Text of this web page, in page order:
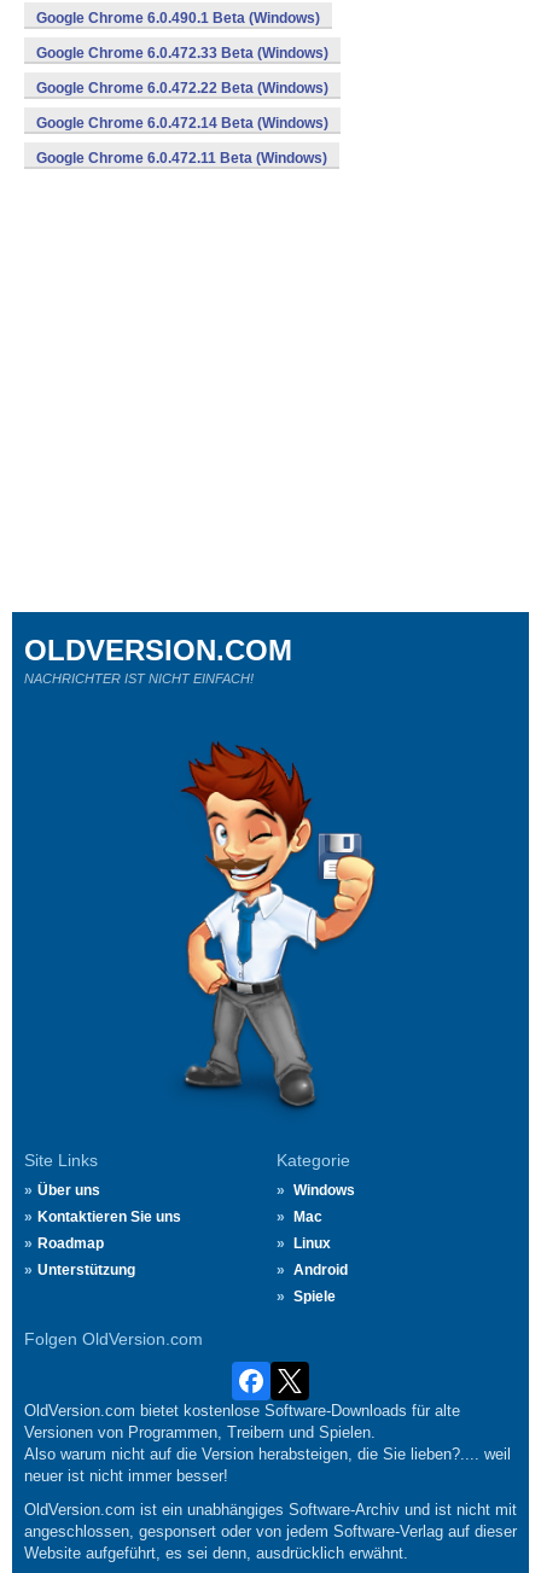
Google Chrome 6.0.490.1 Beta (Windows)
Google Chrome 6.0.472.33 Beta (Windows)
Google Chrome 6.0.472.22 Beta (Windows)
Google Chrome 6.0.472.14 Beta (Windows)
Google Chrome 6.0.472.11 Beta (Windows)
Site Links
Über uns
Kontaktieren Sie uns
Roadmap
Unterstützung
Kategorie
Windows
Mac
Linux
Android
Spiele
Folgen OldVersion.com
OLDVERSION.COM
NACHRICHTER IST NICHT EINFACH!
OldVersion.com bietet kostenlose Software-Downloads für alte
Versionen von Programmen, Treibern und Spielen.
Also warum nicht auf die Version herabsteigen, die Sie lieben?.... weil
neuer ist nicht immer besser!
OldVersion.com ist ein unabhängiges Software-Archiv und ist nicht mit
angeschlossen, gesponsert oder von jedem Software-Verlag auf dieser
Website aufgeführt, es sei denn, ausdrücklich erwähnt.